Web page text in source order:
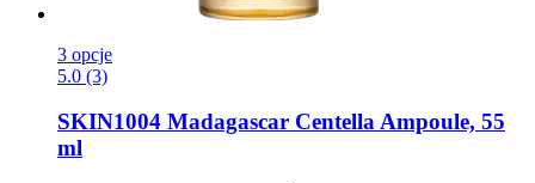
3 opcje
5.0 (3)
SKIN1004 Madagascar Centella Ampoule, 55
ml